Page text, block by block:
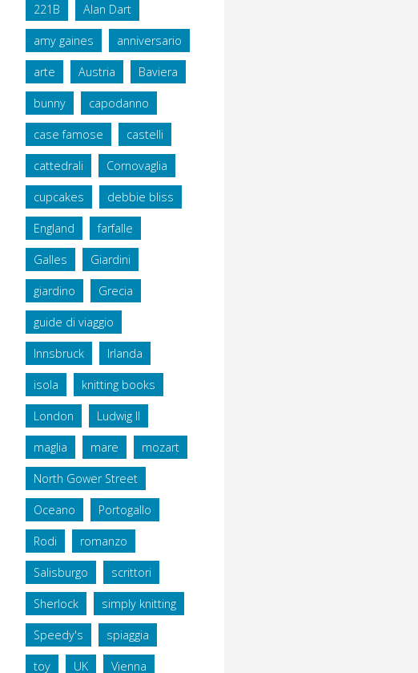
221B Alan Dart
amy gaines anniversario
arte Austria Baviera
bunny capodanno
case famose castelli
cattedrali Cornovaglia
cupcakes debbie bliss
England farfalle
Galles Giardini
giardino Grecia
guide di viaggio
Innsbruck Irlanda
isola knitting books
London Ludwig II
maglia mare mozart
North Gower Street
Oceano Portogallo
Rodi romanzo
Salisburgo scrittori
Sherlock simply knitting
Speedy's spiaggia
toy UK Vienna